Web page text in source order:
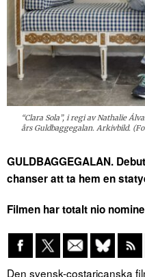
“Clara Sola”, i regi av Nathalie
års Guldbaggegalan. Arkivbild.
GULDBAGGEGALAN.
chanser att ta hem en
Filmen har totalt nio
Den svensk-costaricanska